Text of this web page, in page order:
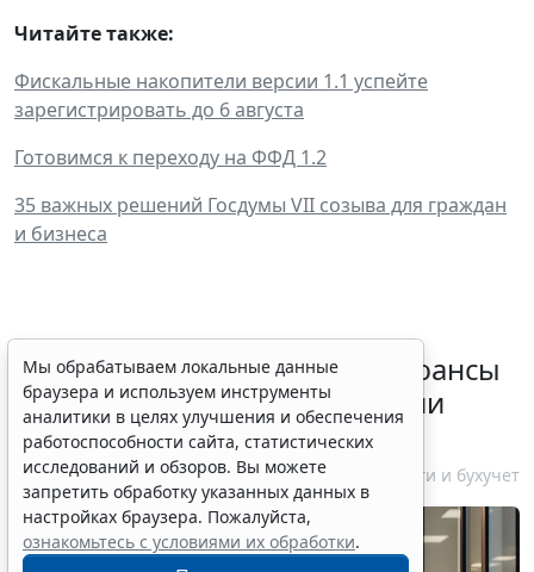
Читайте также:
Фискальные накопители версии 1.1 успейте
зарегистрировать до 6 августа
Готовимся к переходу на ФФД 1.2
35 важных решений Госдумы VII созыва для граждан
и бизнеса
Резидентам РФ указали на нюансы
информирования об открытии
счетов за границей
6 августа 2026 18:27 Налоги и бухучет
Мы обрабатываем локальные данные
браузера и используем инструменты
аналитики в целях улучшения и обеспечения
работоспособности сайта, статистических
исследований и обзоров. Вы можете
запретить обработку указанных данных в
настройках браузера. Пожалуйста,
ознакомьтесь с условиями их обработки.